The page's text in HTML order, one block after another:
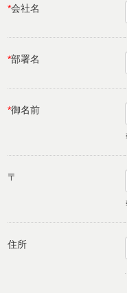
*会社名
*部署名
*御名前
〒
住所